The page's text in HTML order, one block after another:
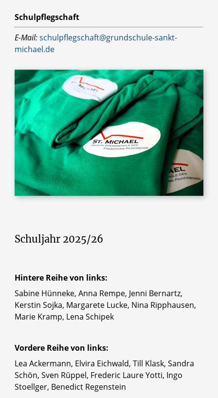
Schulpflegschaft
E-Mail:schulpflegschaft@grundschule-sankt-
michael.de
Schuljahr 2025/26
Hintere Reihe von links:
Sabine Hünneke, Anna Rempe, Jenni Bernartz,
Kerstin Sojka, Margarete Lucke, Nina Ripphausen,
Marie Kramp, Lena Schipek
Vordere Reihe von links:
Lea Ackermann, Elvira Eichwald, Till Klask, Sandra
Schön, Sven Rüppel, Frederic Laure Yotti, Ingo
Stoellger, Benedict Regenstein